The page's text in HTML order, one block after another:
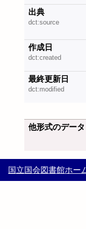
出典
dct:source
作成日
dct:created
最終更新日
dct:modified
他形式のデータ
国立国会図書館ホー